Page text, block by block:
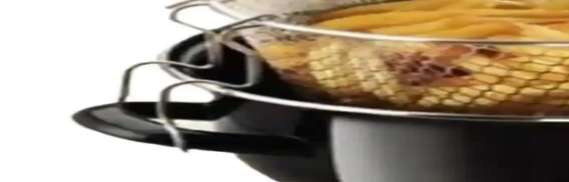
ACAR Qualita-King Emaye Çaydanlık Takımı: Şık ve Dayanıklı Mutfak
Estetik ve dayanıklı ACAR Qualita-King emaye çaydanlık takımı, geniş kapasitesi ve modern
Mabeyn Emaye Cam Kapaklı Patates Biber Kabak Sosis Tencere 24 cm
24 cm çapında emaye kaplı, hijyenik ve dayanıklı Mabeyn tencere, kolay temizlenir ve çeşitli
Miss Betty Rafadan Yumurta ve Sos Tavası Emaye Kaplama, İndüksiyon